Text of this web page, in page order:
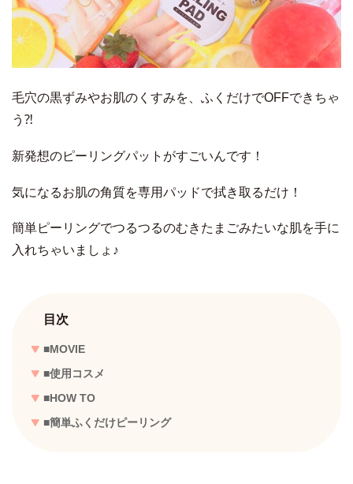
毛穴の黒ずみやお肌のくすみを、ふくだけでOFFできちゃ
う⁈
新発想のピーリングパットがすごいんです！
気になるお肌の角質を専用パッドで拭き取るだけ！
簡単ピーリングでつるつるのむきたまごみたいな肌を手に
入れちゃいましょ♪
目次
■MOVIE
■使用コスメ
■HOW TO
■簡単ふくだけピーリング